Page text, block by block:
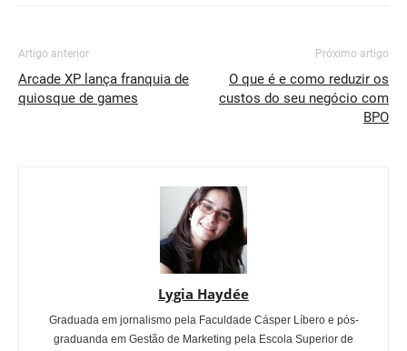
Artigo anterior
Arcade XP lança franquia de
quiosque de games
Próximo artigo
O que é e como reduzir os
custos do seu negócio com
BPO
Lygia Haydée
Graduada em jornalismo pela Faculdade Cásper Líbero e pós-
graduanda em Gestão de Marketing pela Escola Superior de